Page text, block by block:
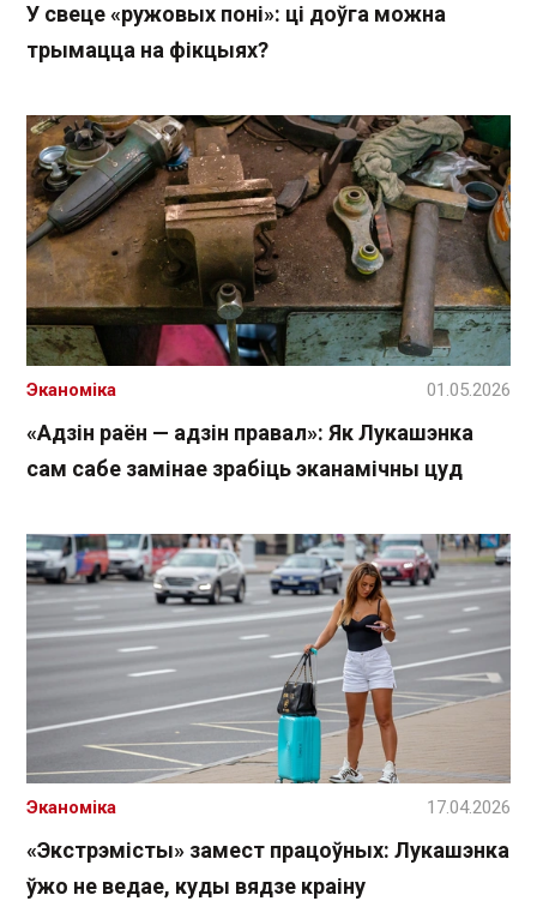
У свеце «ружовых поні»: ці доўга можна
трымацца на фікцыях?
«Адзін раён — адзін правал»: Як Лукашэнка
сам сабе замінае зрабіць эканамічны цуд
Эканоміка 01.05.2026
«Экстрэмісты» замест працоўных: Лукашэнка
ўжо не ведае, куды вядзе краіну
Эканоміка 17.04.2026